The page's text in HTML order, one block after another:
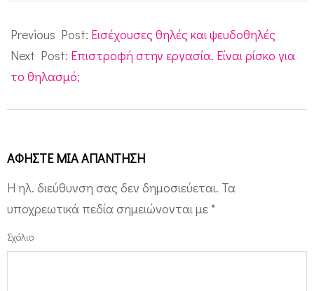
07-
22
Previous Post: Εισέχουσες θηλές και ψευδοθηλές
Next Post: Επιστροφή στην εργασία. Είναι ρίσκο για
το θηλασμό;
ΑΦΉΣΤΕ ΜΙΑ ΑΠΆΝΤΗΣΗ
Η ηλ. διεύθυνση σας δεν δημοσιεύεται. Τα
υποχρεωτικά πεδία σημειώνονται με *
Σχόλιο